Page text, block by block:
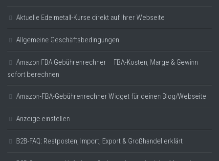
Aktuelle Edelmetall-Kurse direkt auf Ihrer Webseite
Allgemeine Geschäftsbedingungen
Amazon FBA Gebührenrechner – FBA-Kosten, Marge & Gewinn
sofort berechnen
Amazon-FBA-Gebührenrechner Widget für deinen Blog/Webseite
Anzeige einstellen
B2B-FAQ: Restposten, Import, Export & Großhandel erklärt